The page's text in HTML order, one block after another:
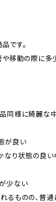
です。
移動の際に多
同様に綺麗な中
が良い
なり状態の良い
少ない
るものの、普